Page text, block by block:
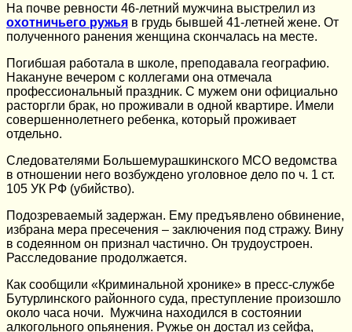
На почве ревности 46-летний мужчина выстрелил из
охотничьего ружья в грудь бывшей 41-летней жене. От
полученного ранения женщина скончалась на месте.
Погибшая работала в школе, преподавала географию.
Накануне вечером с коллегами она отмечала
профессиональный праздник. С мужем они официально
расторгли брак, но проживали в одной квартире. Имели
совершеннолетнего ребенка, который проживает
отдельно.
Следователями Большемурашкинского МСО ведомства
в отношении него возбуждено уголовное дело по ч. 1 ст.
105 УК РФ (убийство).
Подозреваемый задержан. Ему предъявлено обвинение,
избрана мера пресечения – заключения под стражу. Вину
в содеянном он признал частично. Он трудоустроен.
Расследование продолжается.
Как сообщили «Криминальной хронике» в пресс-службе
Бутурлинского районного суда, преступление произошло
около часа ночи. Мужчина находился в состоянии
алкогольного опьянения. Ружье он достал из сейфа,